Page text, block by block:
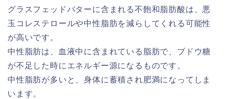
グラスフェッドバターに含まれる不飽和脂肪酸は、悪
玉コレステロールや中性脂肪を減らしてくれる可能性
が高いです。
中性脂肪は、血液中に含まれている脂肪で、ブドウ糖
が不足した時にエネルギー源になるものです。
中性脂肪が多いと、身体に蓄積され肥満になってしま
います。